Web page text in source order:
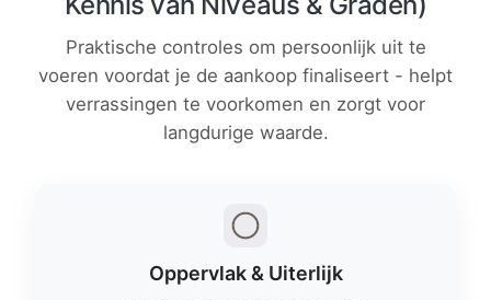
Praktische controles om persoonlijk uit te
voeren voordat je de aankoop finaliseert - helpt
verrassingen te voorkomen en zorgt voor
langdurige waarde.
Oppervlak & Uiterlijk